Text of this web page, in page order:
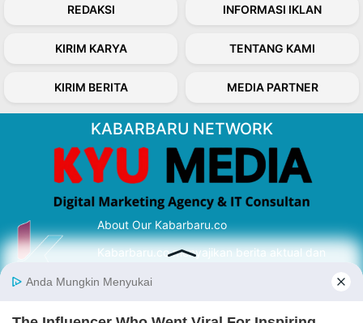
REDAKSI INFORMASI IKLAN
KIRIM KARYA TENTANG KAMI
KIRIM BERITA MEDIA PARTNER
KABARBARU NETWORK
About Our Kabarbaru.co
Kabarbaru.co menyajikan berita aktual dan
serta terverifikasi dari sumber yang tepat.